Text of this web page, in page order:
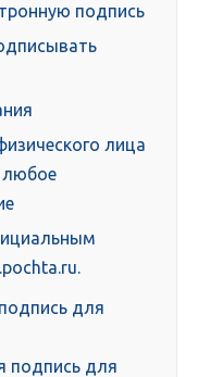
подпись
лица
любое
для
подпись для